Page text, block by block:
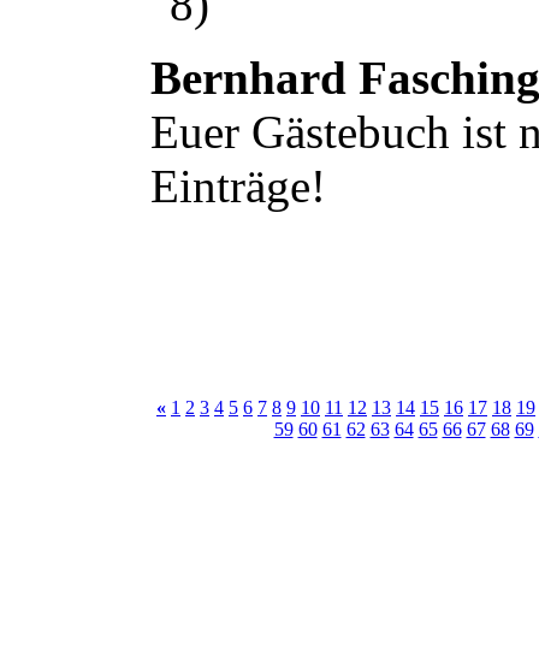
Bernhard Fasching
Euer Gästebuch ist
Einträge!
« 1 2 3 4 5 6 7 8 9 10 11 12 13 14 15 16 17 18 19
59 60 61 62 63 64 65 66 67 68 69